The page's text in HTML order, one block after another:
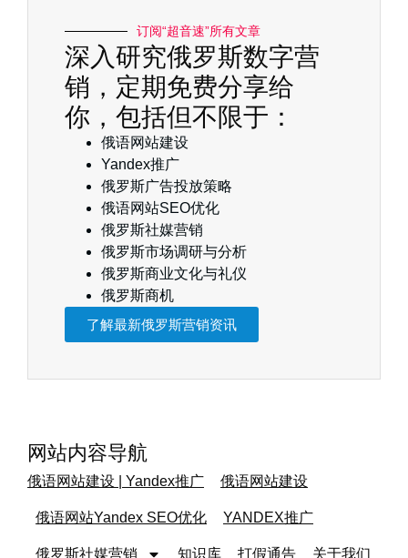
订阅“超音速”所有文章
深入研究俄罗斯数字营
销，定期免费分享给
你，包括但不限于：
俄语网站建设
Yandex推广
俄罗斯广告投放策略
俄语网站SEO优化
俄罗斯社媒营销
俄罗斯市场调研与分析
俄罗斯商业文化与礼仪
俄罗斯商机
了解最新俄罗斯营销资讯
网站内容导航
俄语网站建设 | Yandex推广 俄语网站建设
俄语网站Yandex SEO优化 YANDEX推广
俄罗斯社媒营销 知识库 打假通告 关于我们